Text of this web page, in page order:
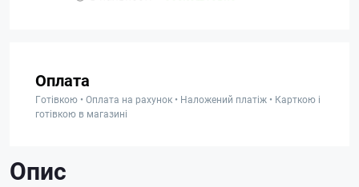
Оплата
Готівкою • Оплата на рахунок • Наложений платіж • Карткою і
готівкою в магазині
Опис